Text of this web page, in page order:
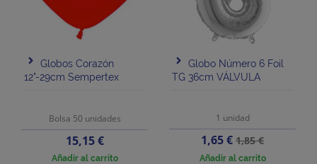
Globos Corazón
12"-29cm Sempertex
Bolsa 50 unidades
Precio
15,15 €
Añadir al carrito
Globo Número 6 Foil
TG 36cm VÁLVULA
1 unidad
Precio
1,65 €Precio
base
1,85 €
Añadir al carrito